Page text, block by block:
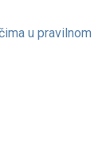
u pravilnom